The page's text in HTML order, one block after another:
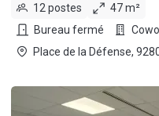
12 postes
47 m²
Bureau fermé
Place de